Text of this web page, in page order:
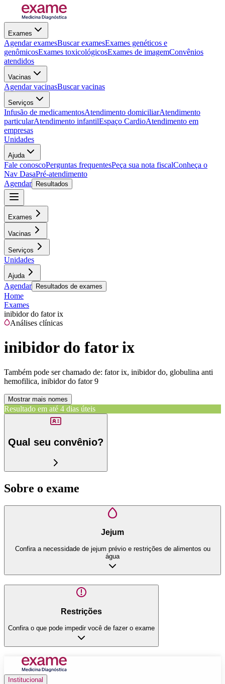
Exames
Agendar examesBuscar examesExames genéticos e
genômicosExames toxicológicosExames de imagemConvênios
atendidos
Vacinas
Agendar vacinasBuscar vacinas
Serviços
Infusão de medicamentosAtendimento domiciliarAtendimento
particularAtendimento infantilEspaço CardioAtendimento em
empresas
Unidades
Ajuda
Fale conoscoPerguntas frequentesPeça sua nota fiscalConheça o
Nav DasaPré-atendimento
Agendar
Resultados
Exames
Vacinas
Serviços
Unidades
Ajuda
Agendar Resultados de exames
Home
Exames
inibidor do fator ix
Análises clínicas
inibidor do fator ix
Também pode ser chamado de: fator ix, inibidor do, globulina anti
hemofilica, inibidor do fator 9
Mostrar mais nomes
Resultado em até 4 dias úteis
Qual seu convênio?
Sobre o exame
Jejum
Confira a necessidade de jejum prévio e restrições de alimentos ou
água
Restrições
Confira o que pode impedir você de fazer o exame
Institucional